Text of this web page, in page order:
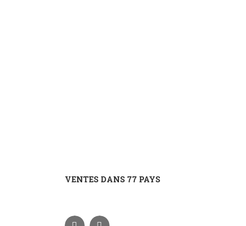
VENTES DANS 77 PAYS